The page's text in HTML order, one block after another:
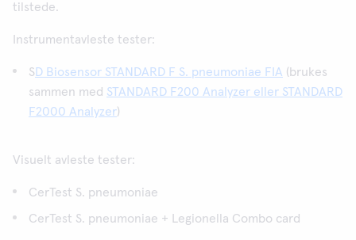
tilstede.
Instrumentavleste tester:
S D Biosensor STANDARD F S. pneumoniae FIA (brukes
sammen med STANDARD F200 Analyzer eller STANDARD
F2000 Analyzer)
Visuelt avleste tester:
CerTest S. pneumoniae
CerTest S. pneumoniae + Legionella Combo card